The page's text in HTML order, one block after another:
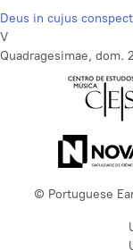
Deus in cujus
V
Quadragesimae, dom. 2
© Portuguese